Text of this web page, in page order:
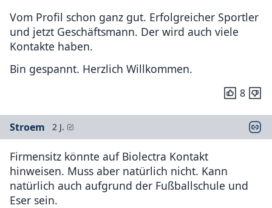
Vom Profil schon ganz gut. Erfolgreicher Sportler
und jetzt Geschäftsmann. Der wird auch viele
Kontakte haben.
Bin gespannt. Herzlich Willkommen.
8
Stroem 2 J.
Firmensitz könnte auf Biolectra Kontakt
hinweisen. Muss aber natürlich nicht. Kann
natürlich auch aufgrund der Fußballschule und
Eser sein.